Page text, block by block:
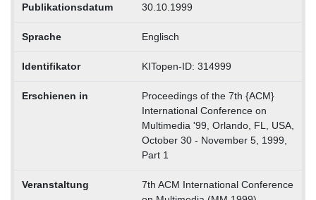
Publikationsdatum 30.10.1999
Sprache Englisch
Identifikator KITopen-ID: 314999
Erschienen in
Proceedings of the 7th {ACM}
International Conference on
Multimedia '99, Orlando, FL, USA,
October 30 - November 5, 1999,
Part 1
Veranstaltung
7th ACM International Conference